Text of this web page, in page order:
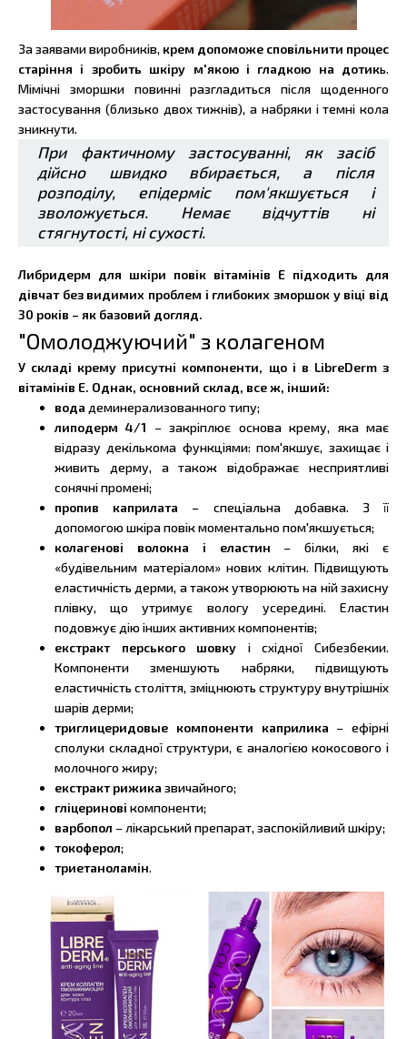
За заявами виробників, крем допоможе сповільнити процес
старіння і зробить шкіру м'якою і гладкою на дотикь.
Мімічні зморшки повинні разгладиться після щоденного
застосування (близько двох тижнів), а набряки і темні кола
зникнути.
При фактичному застосуванні, як засіб
дійсно швидко вбирається, а після
розподілу, епідерміс пом'якшується і
зволожується. Немає відчуттів ні
стягнутості, ні сухості.
Либридерм для шкіри повік вітамінів Е підходить для
дівчат без видимих проблем і глибоких зморшок у віці від
30 років – як базовий догляд.
"Омолоджуючий" з колагеном
У складі крему присутні компоненти, що і в LibreDerm з
вітамінів Е. Однак, основний склад, все ж, інший:
вода деминерализованного типу;
липодерм 4/1 – закріплює основа крему, яка має
відразу декількома функціями: пом'якшує, захищає і
живить дерму, а також відображає несприятливі
сонячні промені;
пропив каприлата – спеціальна добавка. З її
допомогою шкіра повік моментально пом'якшується;
колагенові волокна і еластин – білки, які є
«будівельним матеріалом» нових клітин. Підвищують
еластичність дерми, а також утворюють на ній захисну
плівку, що утримує вологу усередині. Еластин
подовжує дію інших активних компонентів;
екстракт перського шовку і східної Сибезбекии.
Компоненти зменшують набряки, підвищують
еластичність століття, зміцнюють структуру внутрішніх
шарів дерми;
триглицеридовые компоненти каприлика – ефірні
сполуки складної структури, є аналогією кокосового і
молочного жиру;
екстракт рижика звичайного;
гліцеринові компоненти;
варбопол – лікарський препарат, заспокійливий шкіру;
токоферол;
триетаноламін.